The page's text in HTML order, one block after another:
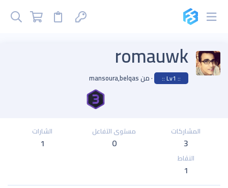
romauwk
:: Lv1 ::
·منmansoura,belqas
المشاركات
3
مستوى التفاعل
0
الشارات
1
النقاط
1